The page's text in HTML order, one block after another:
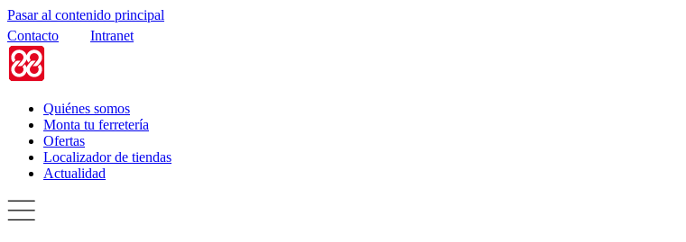
Pasar al contenido principal
Contacto
Intranet
Quiénes somos
Monta tu ferretería
Ofertas
Localizador de tiendas
Actualidad